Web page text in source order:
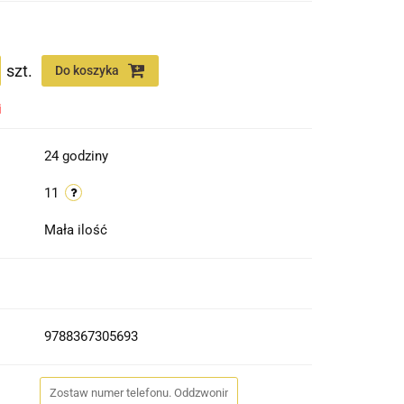
szt. Do koszyka
24 godziny
11
Mała ilość
9788367305693